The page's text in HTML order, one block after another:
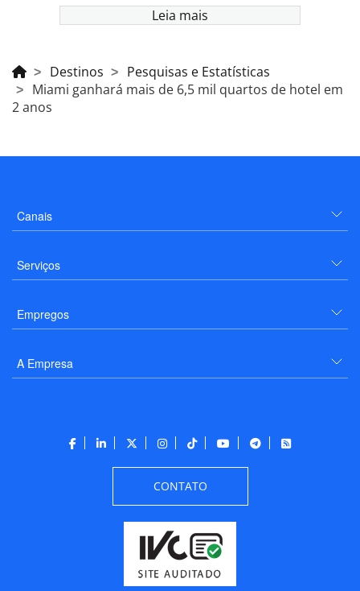
Leia mais
Destinos
Pesquisas e Estatísticas
Miami ganhará mais de 6,5 mil quartos de hotel em
2 anos
Canais
Serviços
Empregos
A Empresa
CONTATO